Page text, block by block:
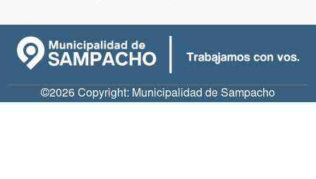
©2026 Copyright: Municipalidad de Sampacho